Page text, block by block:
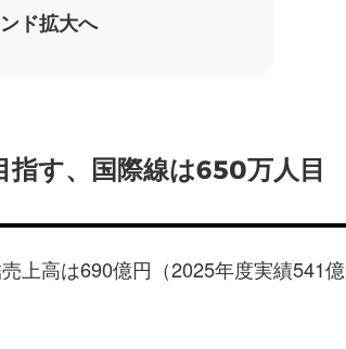
ド拡大へ
す、国際線は650万人目
上高は690億円（2025年度実績541億